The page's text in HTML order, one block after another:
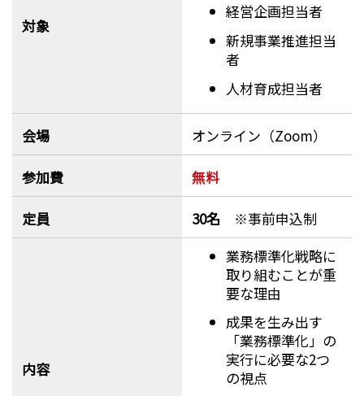
対象
経営企画担当者
新規事業推進担当
者
人材育成担当者
会場 オンライン（Zoom）
参加費 無料
定員 30名※事前申込制
内容
業務標準化戦略に
取り組むことが重
要な理由
成果を生み出す
「業務標準化」の
実行に必要な2つ
の視点